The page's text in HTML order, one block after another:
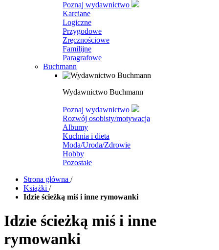
Poznaj wydawnictwo
Karciane
Logiczne
Przygodowe
Zręcznościowe
Familijne
Paragrafowe
Buchmann
Wydawnictwo Buchmann
Poznaj wydawnictwo
Rozwój osobisty/motywacja
Albumy
Kuchnia i dieta
Moda/Uroda/Zdrowie
Hobby
Pozostałe
Strona główna /
Książki /
Idzie ścieżką miś i inne rymowanki
Idzie ścieżką miś i inne
rymowanki